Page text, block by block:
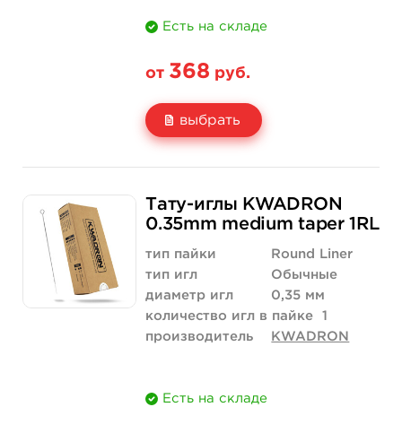
Есть на складе
от 368 руб.
выбрать
Цена
Количество
368 руб.
купить
736 руб.
купить
Тату-иглы KWADRON
0.35mm medium taper 1RL
тип пайки
Round Liner
тип игл
Обычные
диаметр игл
0,35 мм
количество игл в пайке
1
производитель
KWADRON
Есть на складе